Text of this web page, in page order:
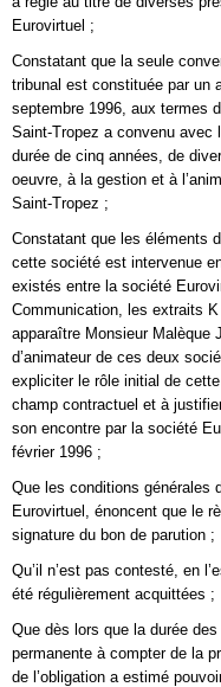
Eurovirtuel ;
Constatant que la seule
tribunal est constituée par un
septembre 1996, aux termes
Saint-Tropez a convenu avec
durée de cinq années, de
oeuvre, à la gestion et à
Saint-Tropez ;
Constatant que les éléments
cette société est intervenue
existés entre la société
Communication, les extraits
apparaître Monsieur Malèque
d’animateur de ces deux
expliciter le rôle initial de
champ contractuel et à
son encontre par la société
février 1996 ;
Que les conditions générales
Eurovirtuel, énoncent que le
signature du bon de parution ;
Qu’il n’est pas contesté, en
été régulièrement acquittées ;
Que dès lors que la durée
permanente à compter de la
de l’obligation a estimé